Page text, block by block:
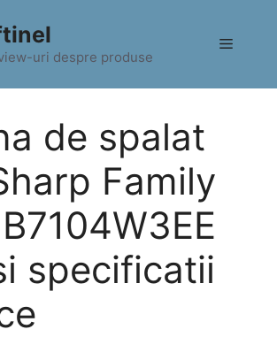
uri despre produse
Meniu
de spalat
Family
specificatii